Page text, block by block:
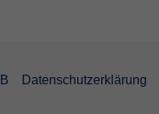
Datenschutzerklärung